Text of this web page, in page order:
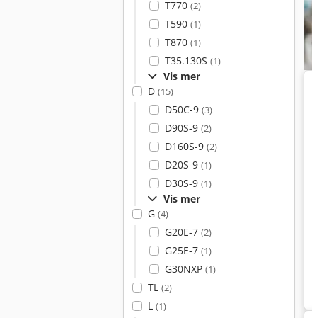
T770 (2)
T590 (1)
T870 (1)
T35.130S (1)
Vis mer
D (15)
D50C-9 (3)
D90S-9 (2)
D160S-9 (2)
D20S-9 (1)
D30S-9 (1)
Vis mer
G (4)
G20E-7 (2)
G25E-7 (1)
G30NXP (1)
TL (2)
L (1)